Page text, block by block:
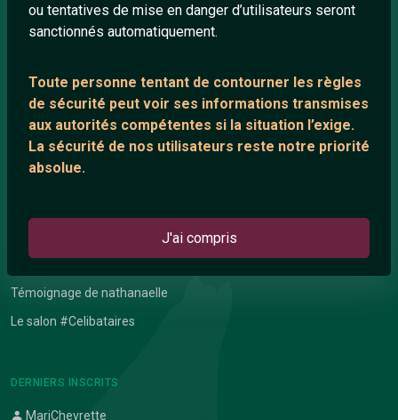
ou tentatives de mise en danger d’utilisateurs seront
sanctionnés automatiquement.
Toute personne tentant de contourner les règles
de sécurité peut voir ses informations transmises
aux autorités compétentes si la situation l’exige.
La sécurité de nos utilisateurs reste notre priorité
absolue.
J'ai compris
Nous contacter
ANNEXE
Network IRC
Support IRC
Témoignage de nathanaelle
Le salon #Celibataires
DERNIERS INSCRITS
MariChevrette